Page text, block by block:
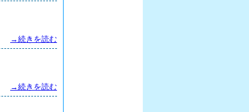
→続きを読む
→続きを読む